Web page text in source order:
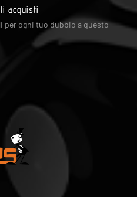
acquisti
per ogni tuo dubbio a questo